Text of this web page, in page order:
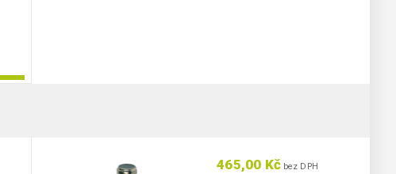
465,00 Kčbez DPH